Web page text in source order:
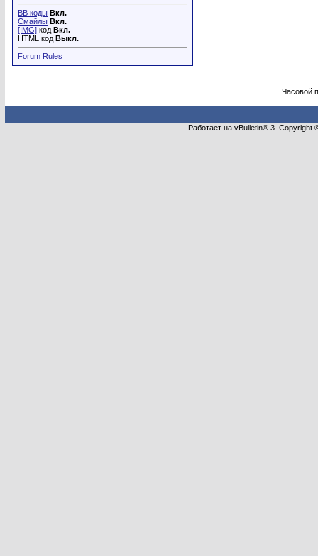
BB коды Вкл.
Смайлы Вкл.
[IMG] код Вкл.
HTML код Выкл.
Forum Rules
Часовой
Работает на vBulletin® 3.